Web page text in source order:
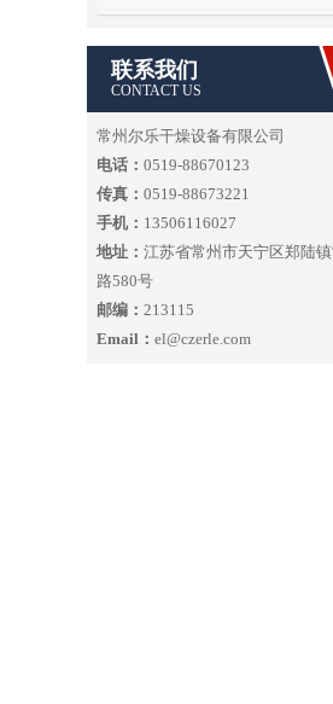
联系我们
CONTACT US
常州尔乐干燥设备有限公司
电话： 0519-88670123
传真： 0519-88673221
手机： 13506116027
地址： 江苏省常州市天宁区郑陆
路580号
邮编： 213115
Email： el@czerle.com